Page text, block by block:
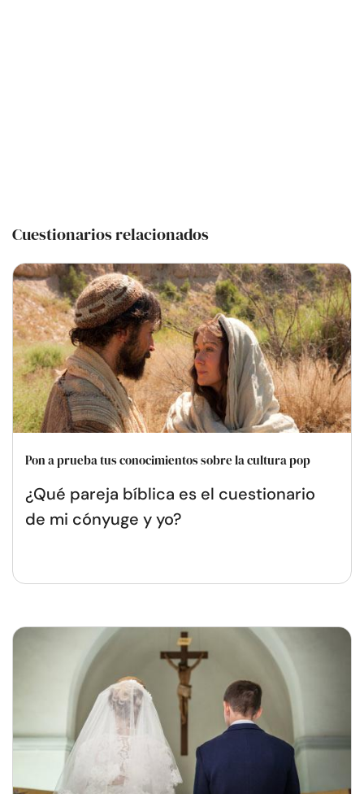
Cuestionarios relacionados
Pon a prueba tus conocimientos sobre la cultura pop
¿Qué pareja bíblica es el cuestionario
de mi cónyuge y yo?